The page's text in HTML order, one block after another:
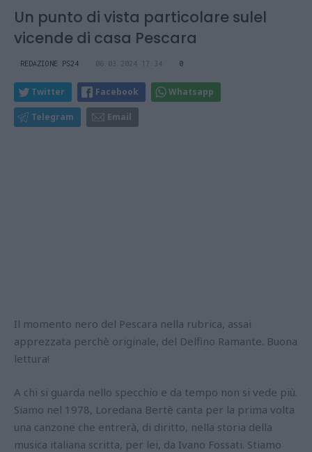
Un punto di vista particolare sulel
vicende di casa Pescara
REDAZIONE PS24 06.03.2024 17:34 0
Twitter Facebook Whatsapp
Telegram Email
Il momento nero del Pescara nella rubrica, assai
apprezzata perchè originale, del Delfino Ramante. Buona
lettura!
A chi si guarda nello specchio e da tempo non si vede più.
Siamo nel 1978, Loredana Bertè canta per la prima volta
una canzone che entrerà, di diritto, nella storia della
musica italiana scritta, per lei, da Ivano Fossati. Stiamo